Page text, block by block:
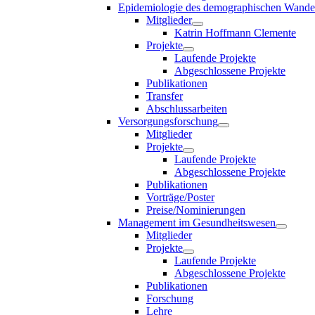
Epidemiologie des demographischen
Mitglieder
Katrin Hoffmann Clemente
Projekte
Laufende Projekte
Abgeschlossene Projekte
Publikationen
Transfer
Abschlussarbeiten
Versorgungsforschung
Mitglieder
Projekte
Laufende Projekte
Abgeschlossene Projekte
Publikationen
Vorträge/Poster
Preise/Nominierungen
Management im Gesundheitswesen
Mitglieder
Projekte
Laufende Projekte
Abgeschlossene Projekte
Publikationen
Forschung
Lehre